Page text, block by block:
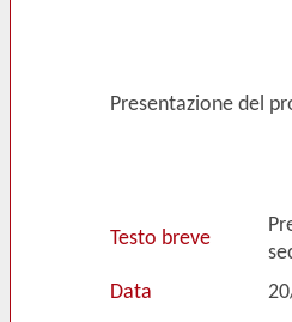
Presentazione del
Testo breve
Data